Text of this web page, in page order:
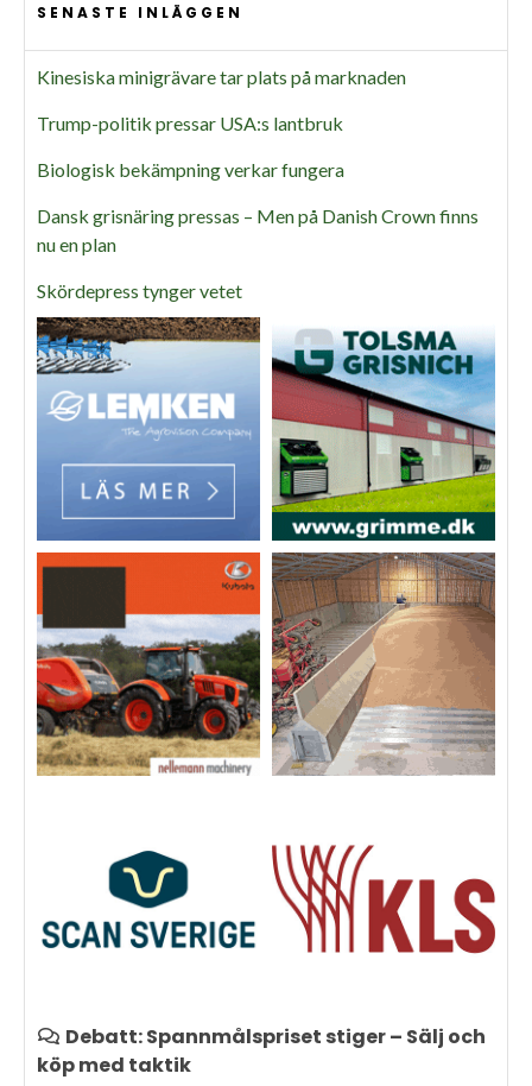
SENASTE INLÄGGEN
Kinesiska minigrävare tar plats på marknaden
Trump-politik pressar USA:s lantbruk
Biologisk bekämpning verkar fungera
Dansk grisnäring pressas – Men på Danish Crown finns
nu en plan
Skördepress tynger vetet
Debatt: Spannmålspriset stiger – Sälj och
köp med taktik